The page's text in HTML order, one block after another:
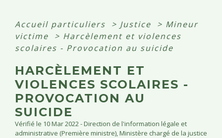
Accueil particuliers > Justice > Mineur
victime
> Harcèlement et violences
scolaires - Provocation au suicide
HARCÈLEMENT ET
VIOLENCES SCOLAIRES -
PROVOCATION AU
SUICIDE
Vérifié le 10 Mar 2022 - Direction de l'information légale et
administrative (Première ministre), Ministère chargé de la justice